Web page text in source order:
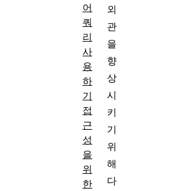
외
관
을
향
상
시
키
기
위
해
다
어
쿼
리
사
용
하
기
접
근
성
을
위
한